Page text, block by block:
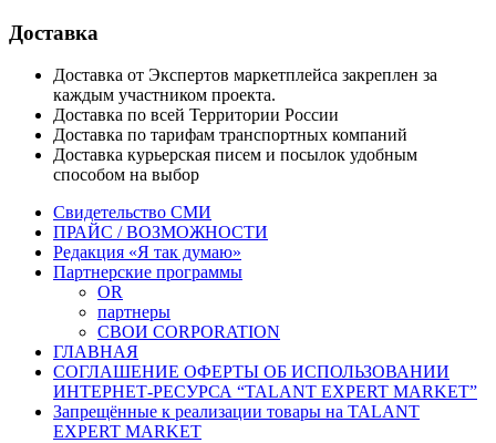
Доставка
Доставка от Экспертов маркетплейса закреплен за
каждым участником проекта.
Доставка по всей Территории России
Доставка по тарифам транспортных компаний
Доставка курьерская писем и посылок удобным
способом на выбор
Свидетельство СМИ
ПРАЙС / ВОЗМОЖНОСТИ
Редакция «Я так думаю»
Партнерские программы
OR
партнеры
СВОИ CORPORATION
ГЛАВНАЯ
СОГЛАШЕНИЕ ОФЕРТЫ ОБ ИСПОЛЬЗОВАНИИ
ИНТЕРНЕТ-РЕСУРСА “TALANT EXPERT MARKET”
Запрещённые к реализации товары на TALANT
EXPERT MARKET